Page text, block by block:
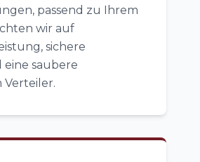
passend zu Ihrem
wir auf
sichere
saubere
Verteiler.